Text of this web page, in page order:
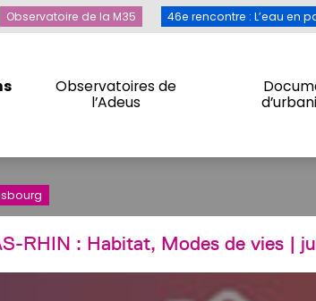
Observatoires de
l’Adeus
Observatoire de la M35 46e rencontre : L’eau en
Observatoire de la M35 46e rencontre :
RHIN : Habitat, Modes de vies|